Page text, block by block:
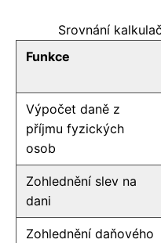
Srovnání
Funkce
Výpočet daně z
příjmu fyzických
osob
Zohlednění slev na
dani
Zohlednění daňového